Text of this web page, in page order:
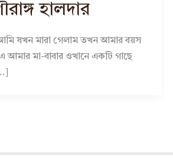
হালদার
ষখন মারা গেলাম তখন আমার বয়স
আমার মা-বাবার ওখানে একটি গাছে